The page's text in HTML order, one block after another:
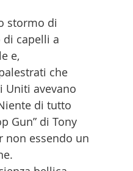
stormo di
capelli a
e,
che
Uniti avevano
di tutto
Gun” di Tony
non essendo un